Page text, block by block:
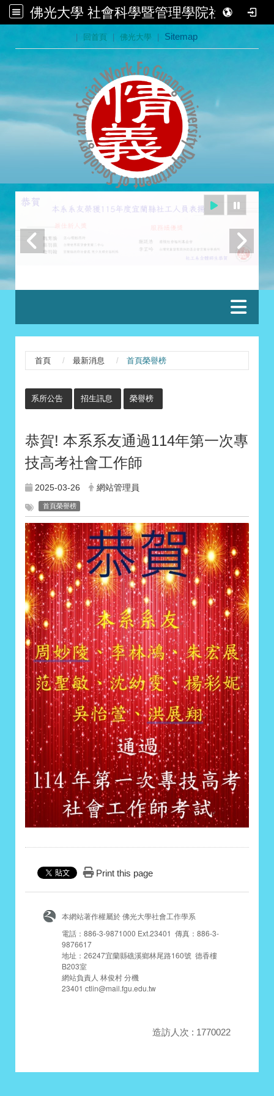
佛光大學 社會科學暨管理學院社會學系
| 回首頁 | 佛光大學 | Sitemap
首頁 最新消息 首頁榮譽榜
系所公告 招生訊息 榮譽榜
恭賀! 本系系友通過114年第一次專
技高考社會工作師
2025-03-26 網站管理員
首頁榮譽榜
Print this page
本網站著作權屬於 佛光大學社會工作學系
電話：886-3-9871000 Ext.23401 傳真：886-3-
9876617
地址：26247宜蘭縣礁溪鄉林尾路160號 德香樓
B203室
網站負責人 林俊村 分機
23401 ctlin@mail.fgu.edu.tw
造訪人次 : 1770022